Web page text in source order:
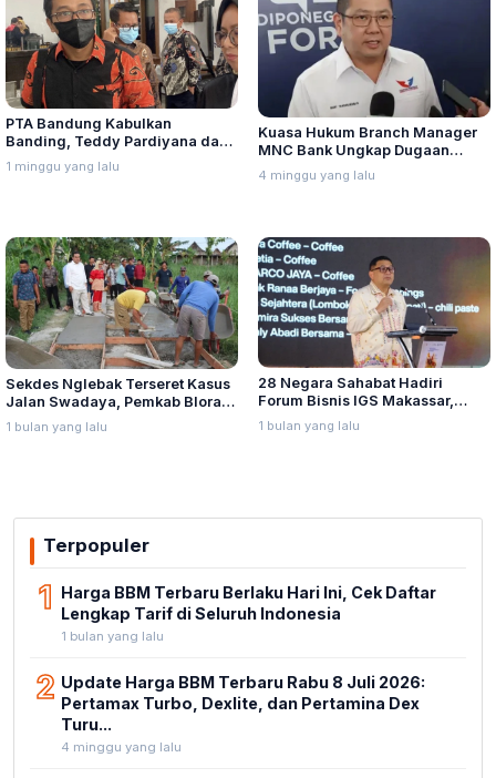
PTA Bandung Kabulkan
Banding, Teddy Pardiyana dan
Bintang Ditetapkan Ahli Waris
Lina Jubaedah
1 minggu yang lalu
Kuasa Hukum Branch Manager
MNC Bank Ungkap Dugaan
Penganiayaan oleh Hary Tanoe
di MNC Towe
4 minggu yang lalu
Sekdes Nglebak Terseret Kasus
Jalan Swadaya, Pemkab Blora
Sebut Pendampingan Hukum
Bukan Kewenangannya
1 bulan yang lalu
28 Negara Sahabat Hadiri
Forum Bisnis IGS Makassar,
Munafri Tawarkan Investasi
Stadion Untia
1 bulan yang lalu
Terpopuler
1 Harga BBM Terbaru Berlaku Hari Ini, Cek Daftar
Lengkap Tarif di Seluruh Indonesia
1 bulan yang lalu
2 Update Harga BBM Terbaru Rabu 8 Juli 2026:
Pertamax Turbo, Dexlite, dan Pertamina Dex
Turu...
4 minggu yang lalu